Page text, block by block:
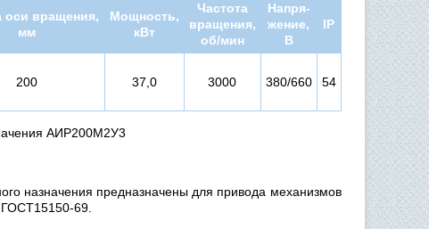
оси вращения,
мм
Мощность,
кВт
Частота
вращения,
об/мин
Напря-
жение,
В
IP
200 37,0 3000 380/660 54
АИР200М2У3
назначения предназначены для привода механизмов
69.